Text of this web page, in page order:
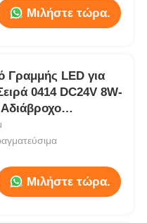
έκρηξη
Μιλήστε τώρα.
Γραμμής LED για
0414 DC24V 8W-
Φωτιστικό
RGB
Μιλήστε τώρα.